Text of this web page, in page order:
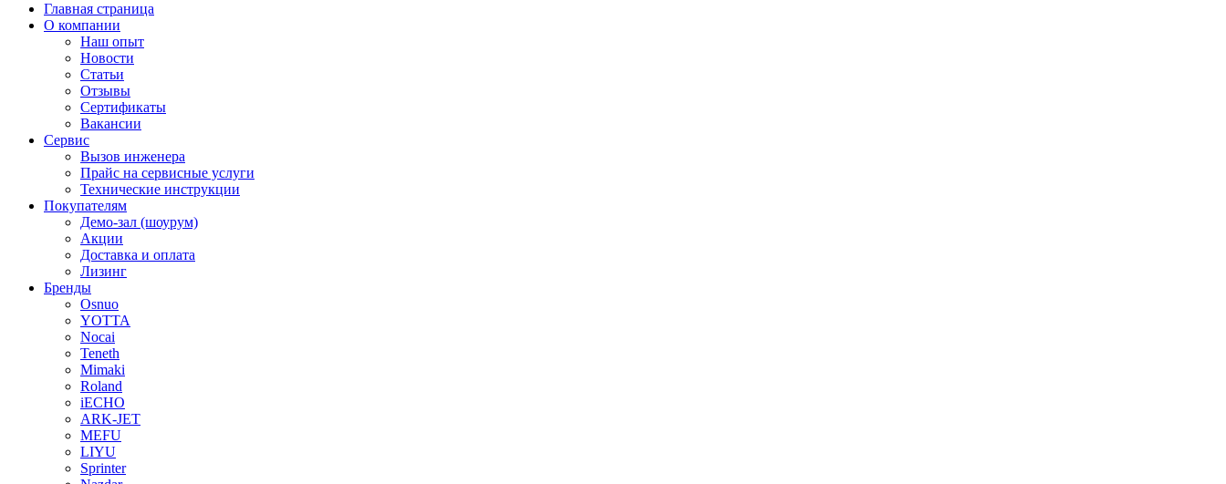
Главная страница
О компании
Наш опыт
Новости
Статьи
Отзывы
Сертификаты
Вакансии
Сервис
Вызов инженера
Прайс на сервисные услуги
Технические инструкции
Покупателям
Демо-зал (шоурум)
Акции
Доставка и оплата
Лизинг
Бренды
Osnuo
YOTTA
Nocai
Teneth
Mimaki
Roland
iECHO
ARK-JET
MEFU
LIYU
Sprinter